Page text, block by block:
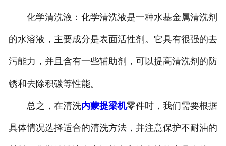
化学清洗液：化学清洗液是一种水基金属清洗剂
的水溶液，主要成分是表面活性剂。它具有很强的去
污能力，并且含有一些辅助剂，可以提高清洗剂的防
锈和去除积碳等性能。
总之，在清洗内蒙提梁机零件时，我们需要根据
具体情况选择适合的清洗方法，并注意保护不耐油的